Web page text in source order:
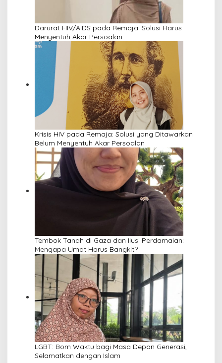
Darurat HIV/AIDS pada Remaja: Solusi Harus
Menyentuh Akar Persoalan
Krisis HIV pada Remaja: Solusi yang Ditawarkan
Belum Menyentuh Akar Persoalan
Tembok Tanah di Gaza dan Ilusi Perdamaian:
Mengapa Umat Harus Bangkit?
LGBT: Bom Waktu bagi Masa Depan Generasi,
Selamatkan dengan Islam